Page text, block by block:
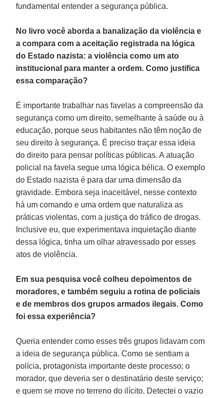
fundamental entender a segurança pública.
No livro você aborda a banalização da violência e
a compara com a aceitação registrada na lógica
do Estado nazista: a violência como um ato
institucional para manter a ordem. Como justifica
essa comparação?
É importante trabalhar nas favelas a compreensão da
segurança como um direito, semelhante à saúde ou à
educação, porque seus habitantes não têm noção de
seu direito à segurança. É preciso traçar essa ideia
do direito para pensar políticas públicas. A atuação
policial na favela segue uma lógica bélica. O exemplo
do Estado nazista é para dar uma dimensão da
gravidade. Embora seja inaceitável, nesse contexto
há um comando e uma ordem que naturaliza as
práticas violentas, com a justiça do tráfico de drogas.
Inclusive eu, que experimentava inquietação diante
dessa lógica, tinha um olhar atravessado por esses
atos de violência.
Em sua pesquisa você colheu depoimentos de
moradores, e também seguiu a rotina de policiais
e de membros dos grupos armados ilegais. Como
foi essa experiência?
Queria entender como esses três grupos lidavam com
a ideia de segurança pública. Como se sentiam a
polícia, protagonista importante deste processo; o
morador, que deveria ser o destinatário deste serviço;
e quem se move no terreno do ilícito. Detectei o vazio